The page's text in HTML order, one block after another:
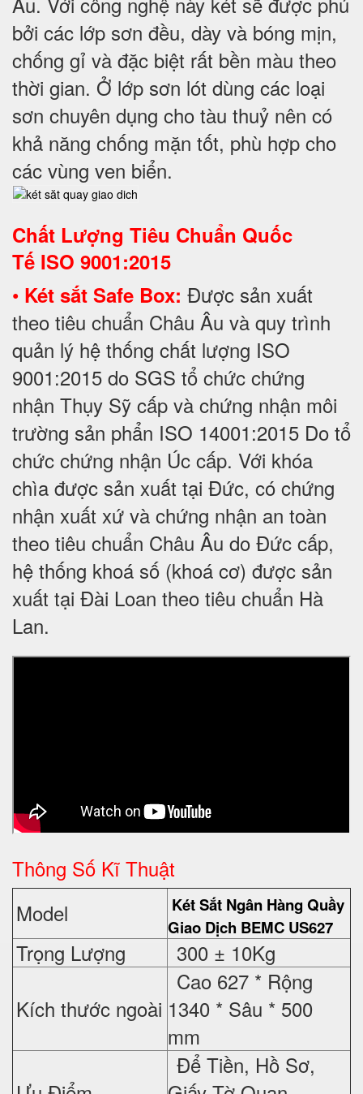
bởi các lớp sơn đều, dày và bóng mịn,
chống gỉ và đặc biệt rất bền màu theo
thời gian. Ở lớp sơn lót dùng các loại
sơn chuyên dụng cho tàu thuỷ nên có
khả năng chống mặn tốt, phù hợp cho
các vùng ven biển.
Chất Lượng Tiêu Chuẩn Quốc
Tế ISO 9001:2015
• Két sắt Safe Box: Được sản xuất
theo tiêu chuẩn Châu Âu và quy trình
quản lý hệ thống chất lượng ISO
9001:2015 do SGS tổ chức chứng
nhận Thụy Sỹ cấp và chứng nhận môi
trường sản phẩn ISO 14001:2015 Do tổ
chức chứng nhận Úc cấp. Với khóa
chìa được sản xuất tại Đức, có chứng
nhận xuất xứ và chứng nhận an toàn
theo tiêu chuẩn Châu Âu do Đức cấp,
hệ thống khoá số (khoá cơ) được sản
xuất tại Đài Loan theo tiêu chuẩn Hà
Lan.
Thông Số Kĩ Thuật
Model
Két Sắt Ngân Hàng Quầy
Giao Dịch BEMC US627
Trọng Lượng
300 ± 10Kg
Kích thước ngoài
Cao 627 * Rộng
1340 * Sâu * 500
mm
Để Tiền, Hồ Sơ,